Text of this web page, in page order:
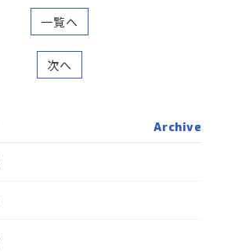
一覧へ
次へ
Archive